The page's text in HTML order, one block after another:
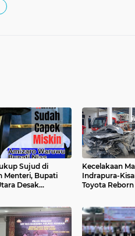
Sujud di
Menteri, Bupati
Desak
Kecelakaan
Indrapura-
Toyota